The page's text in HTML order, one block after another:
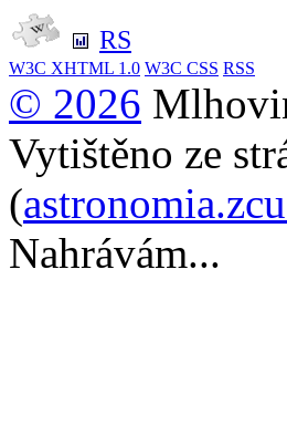
RS
W3C XHTML 1.0 W3C CSS RSS
© 2026
Vytištěno ze
(
Nahrávám...